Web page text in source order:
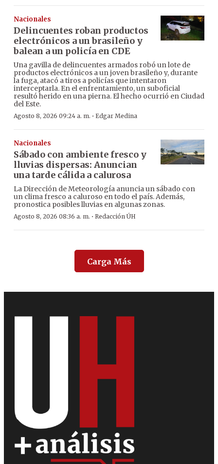
Nacionales
Delincuentes roban productos
electrónicos a un brasileño y
balean a un policía en CDE
Una gavilla de delincuentes armados robó un lote de
productos electrónicos a un joven brasileño y, durante
la fuga, atacó a tiros a policías que intentaron
interceptarla. En el enfrentamiento, un suboficial
resultó herido en una pierna. El hecho ocurrió en Ciudad
del Este.
Agosto 8, 2026 09:24 a. m. · Edgar Medina
Nacionales
Sábado con ambiente fresco y
lluvias dispersas: Anuncian
una tarde cálida a calurosa
La Dirección de Meteorología anuncia un sábado con
un clima fresco a caluroso en todo el país. Además,
pronostica posibles lluvias en algunas zonas.
Agosto 8, 2026 08:36 a. m. · Redacción ÚH
Carga Más